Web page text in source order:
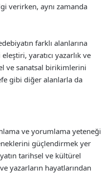
verirken, aynı zamanda
farklı alanlarına
yaratıcı yazarlık ve
ve sanatsal birikimlerini
gibi diğer alanlarla da
ve yorumlama yeteneği
güçlendirmek yer
tarihsel ve kültürel
yazarların hayatlarından